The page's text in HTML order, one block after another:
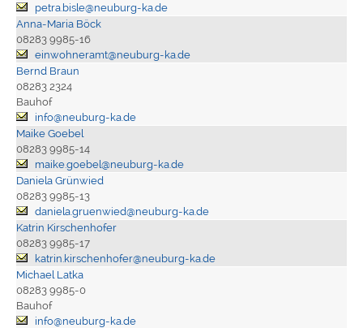
petra.bisle@neuburg-ka.de
Anna-Maria Böck
08283 9985-16
einwohneramt@neuburg-ka.de
Bernd Braun
08283 2324
Bauhof
info@neuburg-ka.de
Maike Goebel
08283 9985-14
maike.goebel@neuburg-ka.de
Daniela Grünwied
08283 9985-13
daniela.gruenwied@neuburg-ka.de
Katrin Kirschenhofer
08283 9985-17
katrin.kirschenhofer@neuburg-ka.de
Michael Latka
08283 9985-0
Bauhof
info@neuburg-ka.de